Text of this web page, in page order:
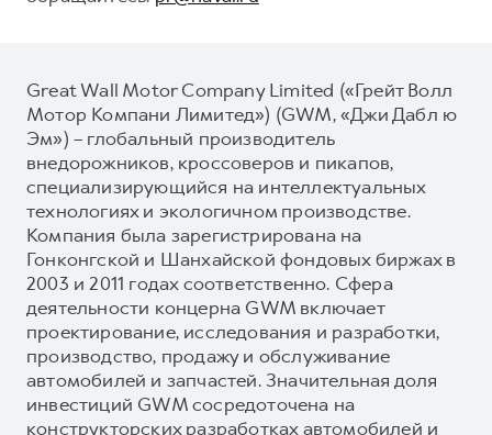
Great Wall Motor Company Limited («Грейт Волл
Мотор Компани Лимитед») (GWM, «Джи Дабл ю
Эм») – глобальный производитель
внедорожников, кроссоверов и пикапов,
специализирующийся на интеллектуальных
технологиях и экологичном производстве.
Компания была зарегистрирована на
Гонконгской и Шанхайской фондовых биржах в
2003 и 2011 годах соответственно. Сфера
деятельности концерна GWM включает
проектирование, исследования и разработки,
производство, продажу и обслуживание
автомобилей и запчастей. Значительная доля
инвестиций GWM сосредоточена на
конструкторских разработках автомобилей и